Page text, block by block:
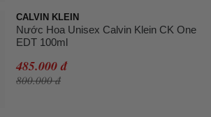
CALVIN KLEIN
Nước Hoa Unisex Calvin Klein CK One
EDT 100ml
485.000 đ
800.000 đ